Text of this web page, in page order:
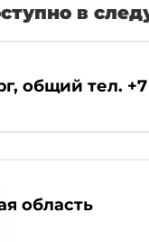
в
, общий тел.
область